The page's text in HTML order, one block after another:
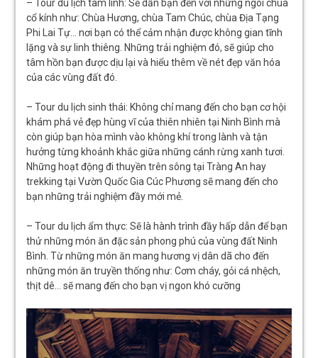
– Tour du lịch tâm linh: Sẽ dẫn bạn đến với những ngôi chùa
cổ kính như: Chùa Hương, chùa Tam Chúc, chùa Địa Tạng
Phi Lai Tự… nơi bạn có thể cảm nhận được không gian tĩnh
lặng và sự linh thiêng. Những trải nghiệm đó, sẽ giúp cho
tâm hồn bạn được dịu lại và hiểu thêm về nét đẹp văn hóa
của các vùng đất đó.
– Tour du lịch sinh thái: Không chỉ mang đến cho bạn cơ hội
khám phá vẻ đẹp hùng vĩ của thiên nhiên tại Ninh Bình mà
còn giúp bạn hòa mình vào không khí trong lành và tận
hưởng từng khoảnh khắc giữa những cánh rừng xanh tươi.
Những hoạt động đi thuyền trên sông tại Tràng An hay
trekking tại Vườn Quốc Gia Cúc Phương sẽ mang đến cho
bạn những trải nghiệm đầy mới mẻ.
– Tour du lịch ẩm thực: Sẽ là hành trình đầy hấp dẫn để bạn
thử những món ăn đặc sản phong phú của vùng đất Ninh
Bình. Từ những món ăn mang hương vị dân dã cho đến
những món ăn truyền thống như: Cơm cháy, gỏi cá nhệch,
thịt dê… sẽ mang đến cho bạn vị ngon khó cưỡng